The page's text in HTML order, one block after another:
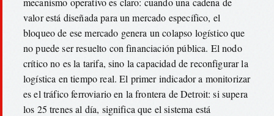
valor está diseñada para un mercado específico, el
bloqueo de ese mercado genera un colapso logístico que
no puede ser resuelto con financiación pública. El nodo
crítico no es la tarifa, sino la capacidad de reconfigurar la
logística en tiempo real. El primer indicador a monitorizar
es el tráfico ferroviario en la frontera de Detroit: si supera
los 25 trenes al día, significa que el sistema está